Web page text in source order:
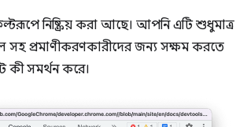
নিষ্ক্রিয় করা আছে। আপনি এটি শুধুমাত্র
সহ প্রমাণীকরণকারীদের জন্য সক্ষম করতে
কী সমর্থন করে।